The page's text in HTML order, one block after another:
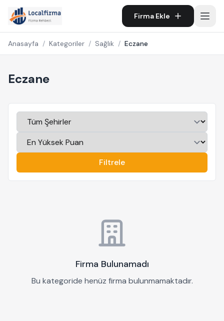
Firma Ekle
Anasayfa / Kategoriler / Sağlık / Eczane
Eczane
Filtrele
Firma Bulunamadı
Bu kategoride henüz firma bulunmamaktadır.